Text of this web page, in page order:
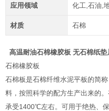
应用领域 化工,石油,
材质 石棉
高温耐油石棉橡胶板 无石棉纸垫
石棉橡胶板
石棉板是石棉纤维水泥平板的简
料，按照科学的配方生产出来的
承受1400℃左右。可用于绝热、